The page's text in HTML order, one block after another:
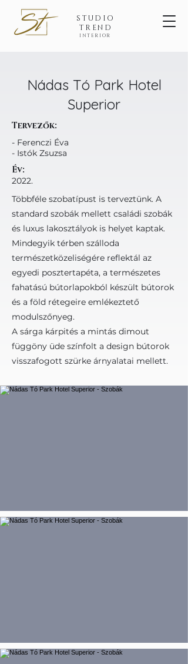
STUDIO
TREND
INTERIOR
Nádas Tó Park Hotel
Superior
Tervezők:
- Ferenczi Éva
- Istók Zsuzsa
Év:
2022.
Többféle szobatípust is terveztünk. A
standard szobák mellett családi szobák
és luxus lakosztályok is helyet kaptak.
Mindegyik térben szálloda
természetközeliségére reflektál az
egyedi posztertapéta, a természetes
fahatású bútorlapokból készült bútorok
és a föld rétegeire emlékeztető
modulszőnyeg.
A sárga kárpités a mintás dimout
függöny üde színfolt a design bútorok
visszafogott szürke árnyalatai mellett.